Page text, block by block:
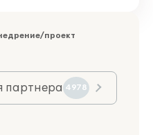
проект
партнера 4978